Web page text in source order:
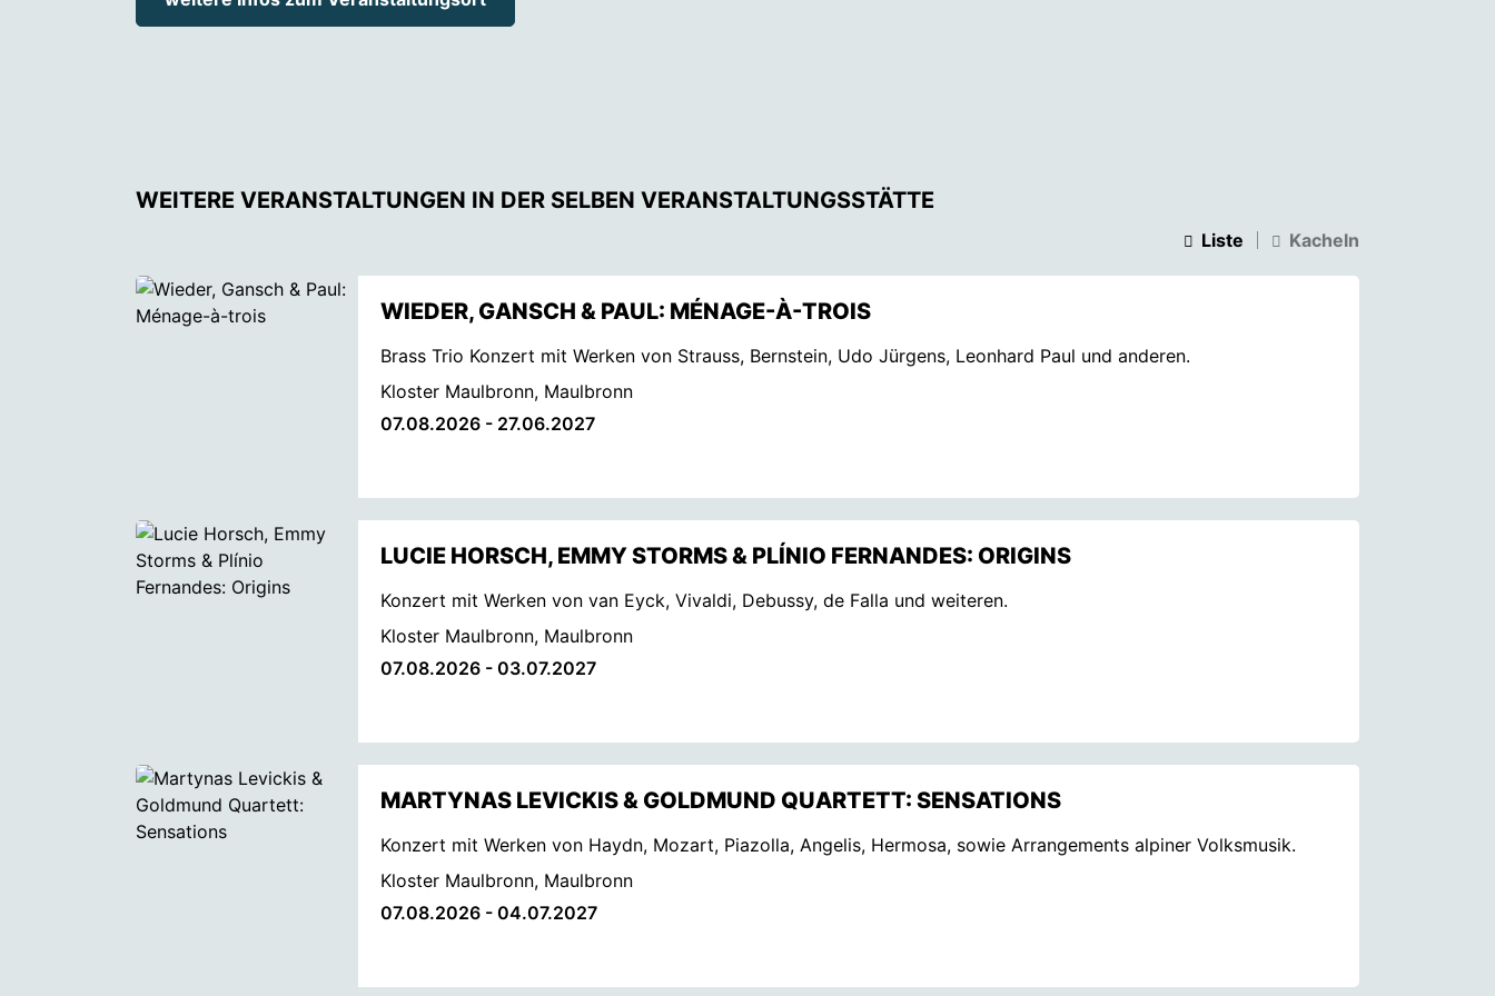
WEITERE VERANSTALTUNGEN IN DER SELBEN VERANSTALTUNGSSTÄTTE
Liste Kacheln
WIEDER, GANSCH & PAUL: MÉNAGE-À-TROIS
Brass Trio Konzert mit Werken von Strauss, Bernstein, Udo Jürgens, Leonhard Paul und anderen.
Kloster Maulbronn, Maulbronn
07.08.2026 - 27.06.2027
LUCIE HORSCH, EMMY STORMS & PLÍNIO FERNANDES: ORIGINS
Konzert mit Werken von van Eyck, Vivaldi, Debussy, de Falla und weiteren.
Kloster Maulbronn, Maulbronn
07.08.2026 - 03.07.2027
MARTYNAS LEVICKIS & GOLDMUND QUARTETT: SENSATIONS
Konzert mit Werken von Haydn, Mozart, Piazolla, Angelis, Hermosa, sowie Arrangements alpiner Volksmusik.
Kloster Maulbronn, Maulbronn
07.08.2026 - 04.07.2027